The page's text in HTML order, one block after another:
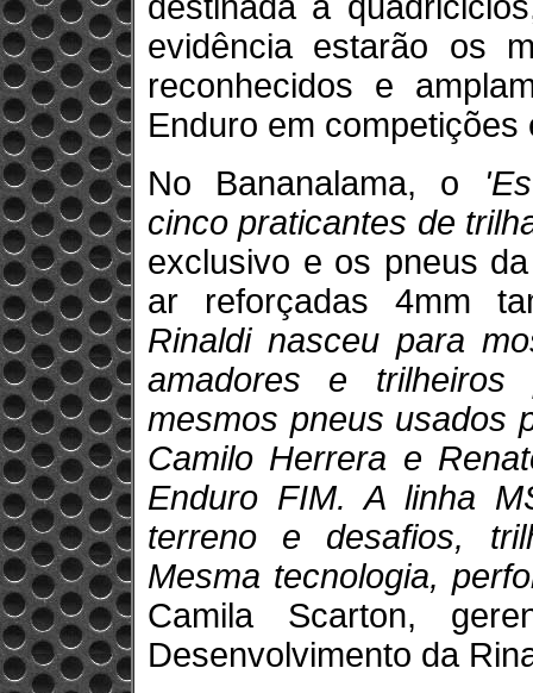
evidência estarão os
reconhecidos e
Enduro em
No Bananalama, o
cinco praticantes de
exclusivo e os pneus
ar reforçadas 4mm
Rinaldi nasceu para
amadores e
mesmos pneus usados
Camilo Herrera e
Enduro FIM. A linha
terreno e desafios,
Mesma tecnologia,
Camila Scarton,
Desenvolvimento da